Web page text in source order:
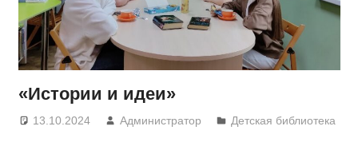
«Истории и идеи»
13.10.2024 Администратор Детская библиотека